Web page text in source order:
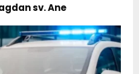
sv. Ane